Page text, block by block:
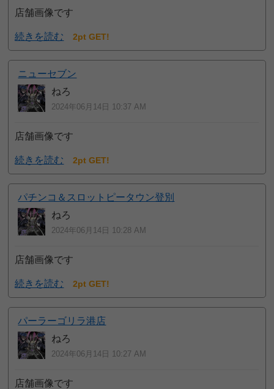
店舗画像です
続きを読む 2pt GET!
ニューセブン
ねろ
2024年06月14日 10:37 AM
店舗画像です
続きを読む 2pt GET!
パチンコ＆スロットピータウン登別
ねろ
2024年06月14日 10:28 AM
店舗画像です
続きを読む 2pt GET!
パーラーゴリラ港店
ねろ
2024年06月14日 10:27 AM
店舗画像です